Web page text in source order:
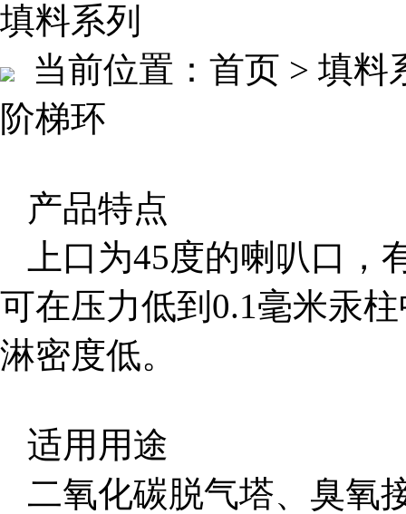
填料系列
当前位置： 首页 > 填料
阶梯环
产品特点
上口为45度的喇叭口，
可在压力低到0.1毫米汞
淋密度低。
适用用途
二氧化碳脱气塔、臭氧